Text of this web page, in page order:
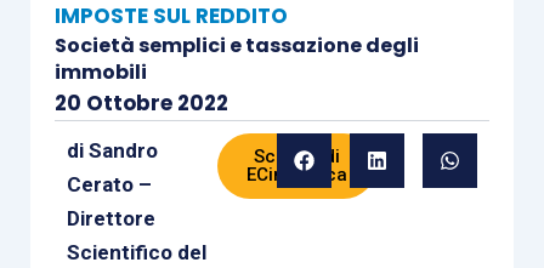
IMPOSTE SUL REDDITO
Società semplici e tassazione degli
immobili
20 Ottobre 2022
di Sandro
Cerato –
Direttore
Scientifico del
Scheda di
ECinPratica